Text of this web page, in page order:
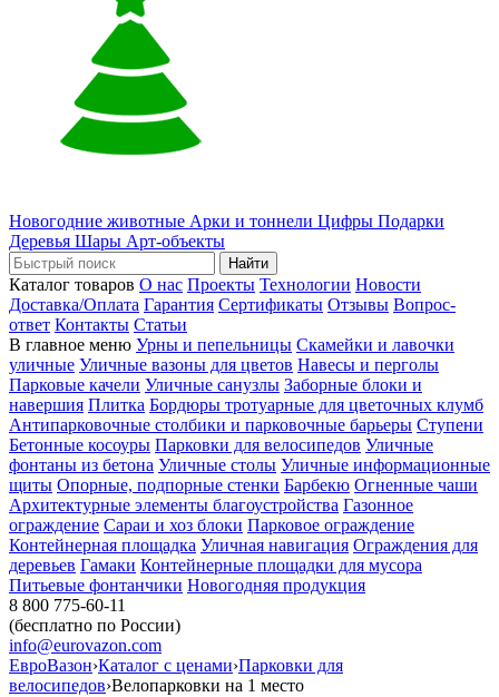
Новогодние животные Арки и тоннели Цифры Подарки
Деревья Шары Арт-объекты
Найти
Каталог товаров О нас Проекты Технологии Новости
Доставка/Оплата Гарантия Сертификаты Отзывы Вопрос-
ответ Контакты Статьи
В главное меню Урны и пепельницы Скамейки и лавочки
уличные Уличные вазоны для цветов Навесы и перголы
Парковые качели Уличные санузлы Заборные блоки и
навершия Плитка Бордюры тротуарные для цветочных клумб
Антипарковочные столбики и парковочные барьеры Ступени
Бетонные косоуры Парковки для велосипедов Уличные
фонтаны из бетона Уличные столы Уличные информационные
щиты Опорные, подпорные стенки Барбекю Огненные чаши
Архитектурные элементы благоустройства Газонное
ограждение Сараи и хоз блоки Парковое ограждение
Контейнерная площадка Уличная навигация Ограждения для
деревьев Гамаки Контейнерные площадки для мусора
Питьевые фонтанчики Новогодняя продукция
8 800 775-60-11
(бесплатно по России)
info@eurovazon.com
ЕвроВазон›Каталог с ценами›Парковки для
велосипедов›Велопарковки на 1 место